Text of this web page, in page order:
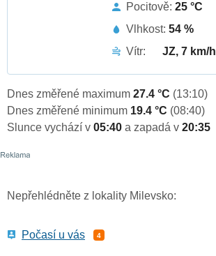
Pocitově: 25 °C
Vlhkost: 54 %
Vítr:
JZ, 7 km/h
Dnes změřené maximum 27.4 °C (13:10)
Dnes změřené minimum 19.4 °C (08:40)
Slunce vychází v 05:40 a zapadá v 20:35
Nepřehlédněte z lokality Milevsko:
Počasí u vás 4